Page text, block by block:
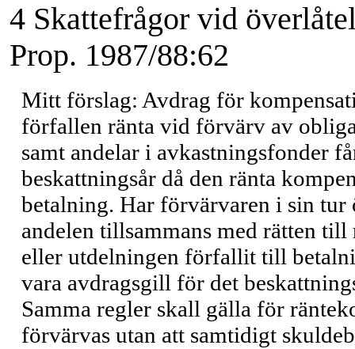
4 Skattefrågor vid
Prop. 1987/88:62
Mitt förslag: Avdrag för
förfallen ränta vid förvärv av
samt andelar i avkastningsfonder
beskattningsår då den ränta
betalning. Har förvärva­ren i sin
andelen tillsammans med rätten
eller utdelningen förfallit till
vara avdragsgill för det
Samma regler skall gälla för
förvärvas utan att samtidigt